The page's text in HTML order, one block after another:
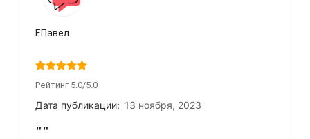
ЕПавел
Рейтинг 5.0/5.0
Дата публикации: 13 ноября, 2023
""